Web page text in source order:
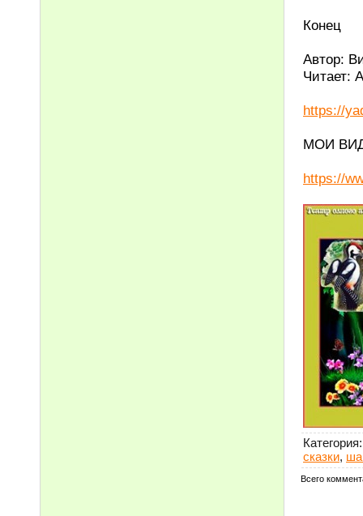
Конец
Автор:
Читает:
https://
МОИ
https://
Категория:
сказки,
Всего